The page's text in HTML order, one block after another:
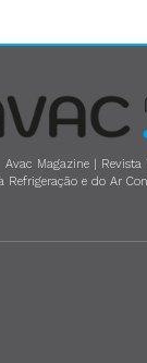
Avac Magazine | Revista
Refrigeração e do Ar